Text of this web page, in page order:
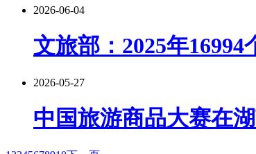
2026-06-04
文旅部：2025年
2026-05-27
中国旅游商品大赛在